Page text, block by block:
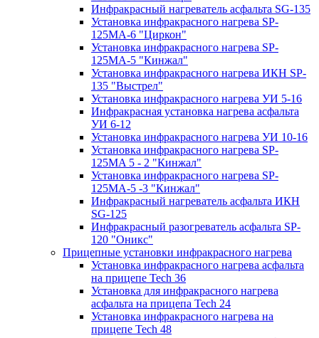
Инфракрасный нагреватель асфальта SG-135
Установка инфракрасного нагрева SP-
125МA-6 "Циркон"
Установка инфракрасного нагрева SP-
125МA-5 "Кинжал"
Установка инфракрасного нагрева ИКН SP-
135 "Выстрел"
Установка инфракрасного нагрева УИ 5-16
Инфракрасная установка нагрева асфальта
УИ 6-12
Установка инфракрасного нагрева УИ 10-16
Установка инфракрасного нагрева SP-
125МA 5 - 2 "Кинжал"
Установка инфракрасного нагрева SP-
125МA-5 -3 "Кинжал"
Инфракрасный нагреватель асфальта ИКН
SG-125
Инфракрасный разогреватель асфальта SP-
120 "Оникс"
Прицепные установки инфракрасного нагрева
Установка инфракрасного нагрева асфальта
на прицепе Tech 36
Установка для инфракрасного нагрева
асфальта на прицепа Tech 24
Установка инфракрасного нагрева на
прицепе Tech 48